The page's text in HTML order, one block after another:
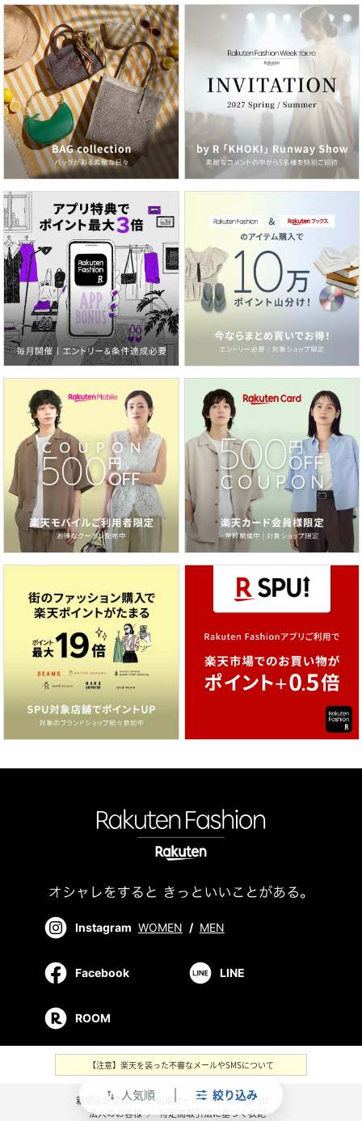
swap_vert 人気順 絞り込み
Instagram WOMEN / MEN
Facebook LINE
ROOM
【注意】楽天を装った不審なメールやSMSについて
新規会員登録 ／ ご利用ガイド ／ お問い合わせ
法人のお客様 ／ 特定商取引法に基づく表記